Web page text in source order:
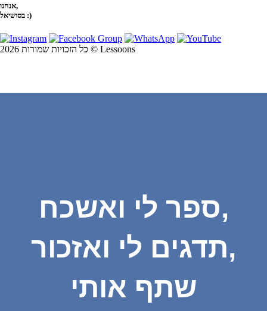
אנחנו,
בסושיאל :)
כל הזכויות שמורות 2026 © Lessoons
ספר לי ואשכח,
תדגים לי ואזכור,
שתף אותי